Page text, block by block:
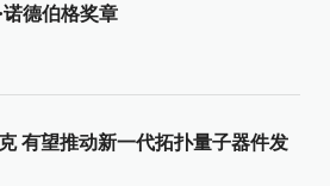
德伯格奖章
有望推动新一代拓扑量子器件发